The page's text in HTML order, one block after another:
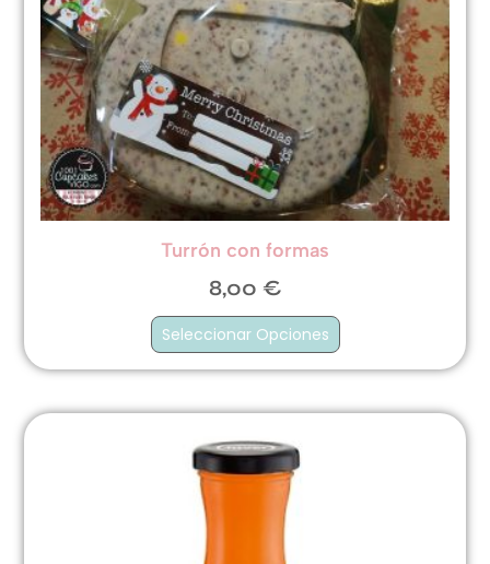
Turrón con formas
8,00 €
Seleccionar Opciones